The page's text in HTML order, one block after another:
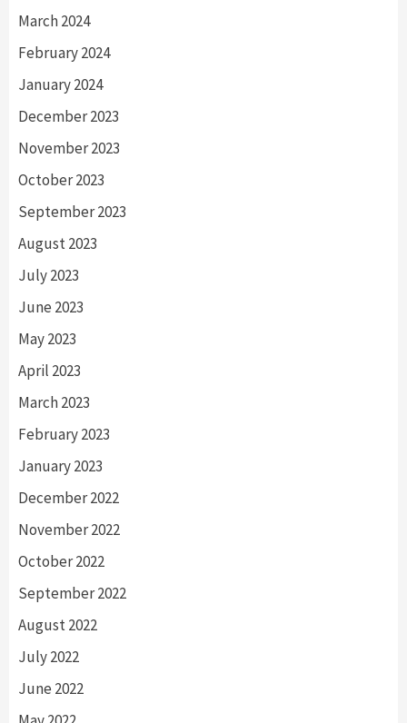
March 2024
February 2024
January 2024
December 2023
November 2023
October 2023
September 2023
August 2023
July 2023
June 2023
May 2023
April 2023
March 2023
February 2023
January 2023
December 2022
November 2022
October 2022
September 2022
August 2022
July 2022
June 2022